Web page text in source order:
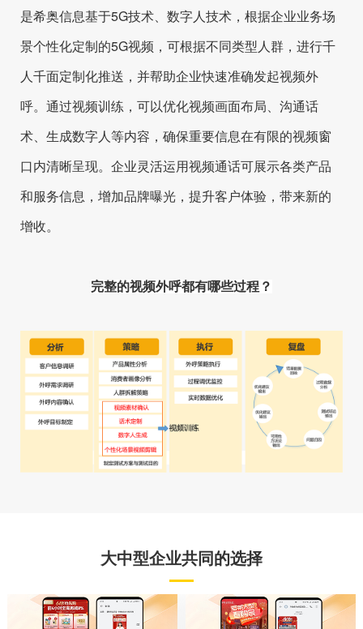
是希奥信息基于5G技术、数字人技术，根据企业业务场
景个性化定制的5G视频，可根据不同类型人群，进行千
人千面定制化推送，并帮助企业快速准确发起视频外
呼。通过视频训练，可以优化视频画面布局、沟通话
术、生成数字人等内容，确保重要信息在有限的视频窗
口内清晰呈现。企业灵活运用视频通话可展示各类产品
和服务信息，增加品牌曝光，提升客户体验，带来新的
增收。
完整的视频外呼都有哪些过程？
大中型企业共同的选择